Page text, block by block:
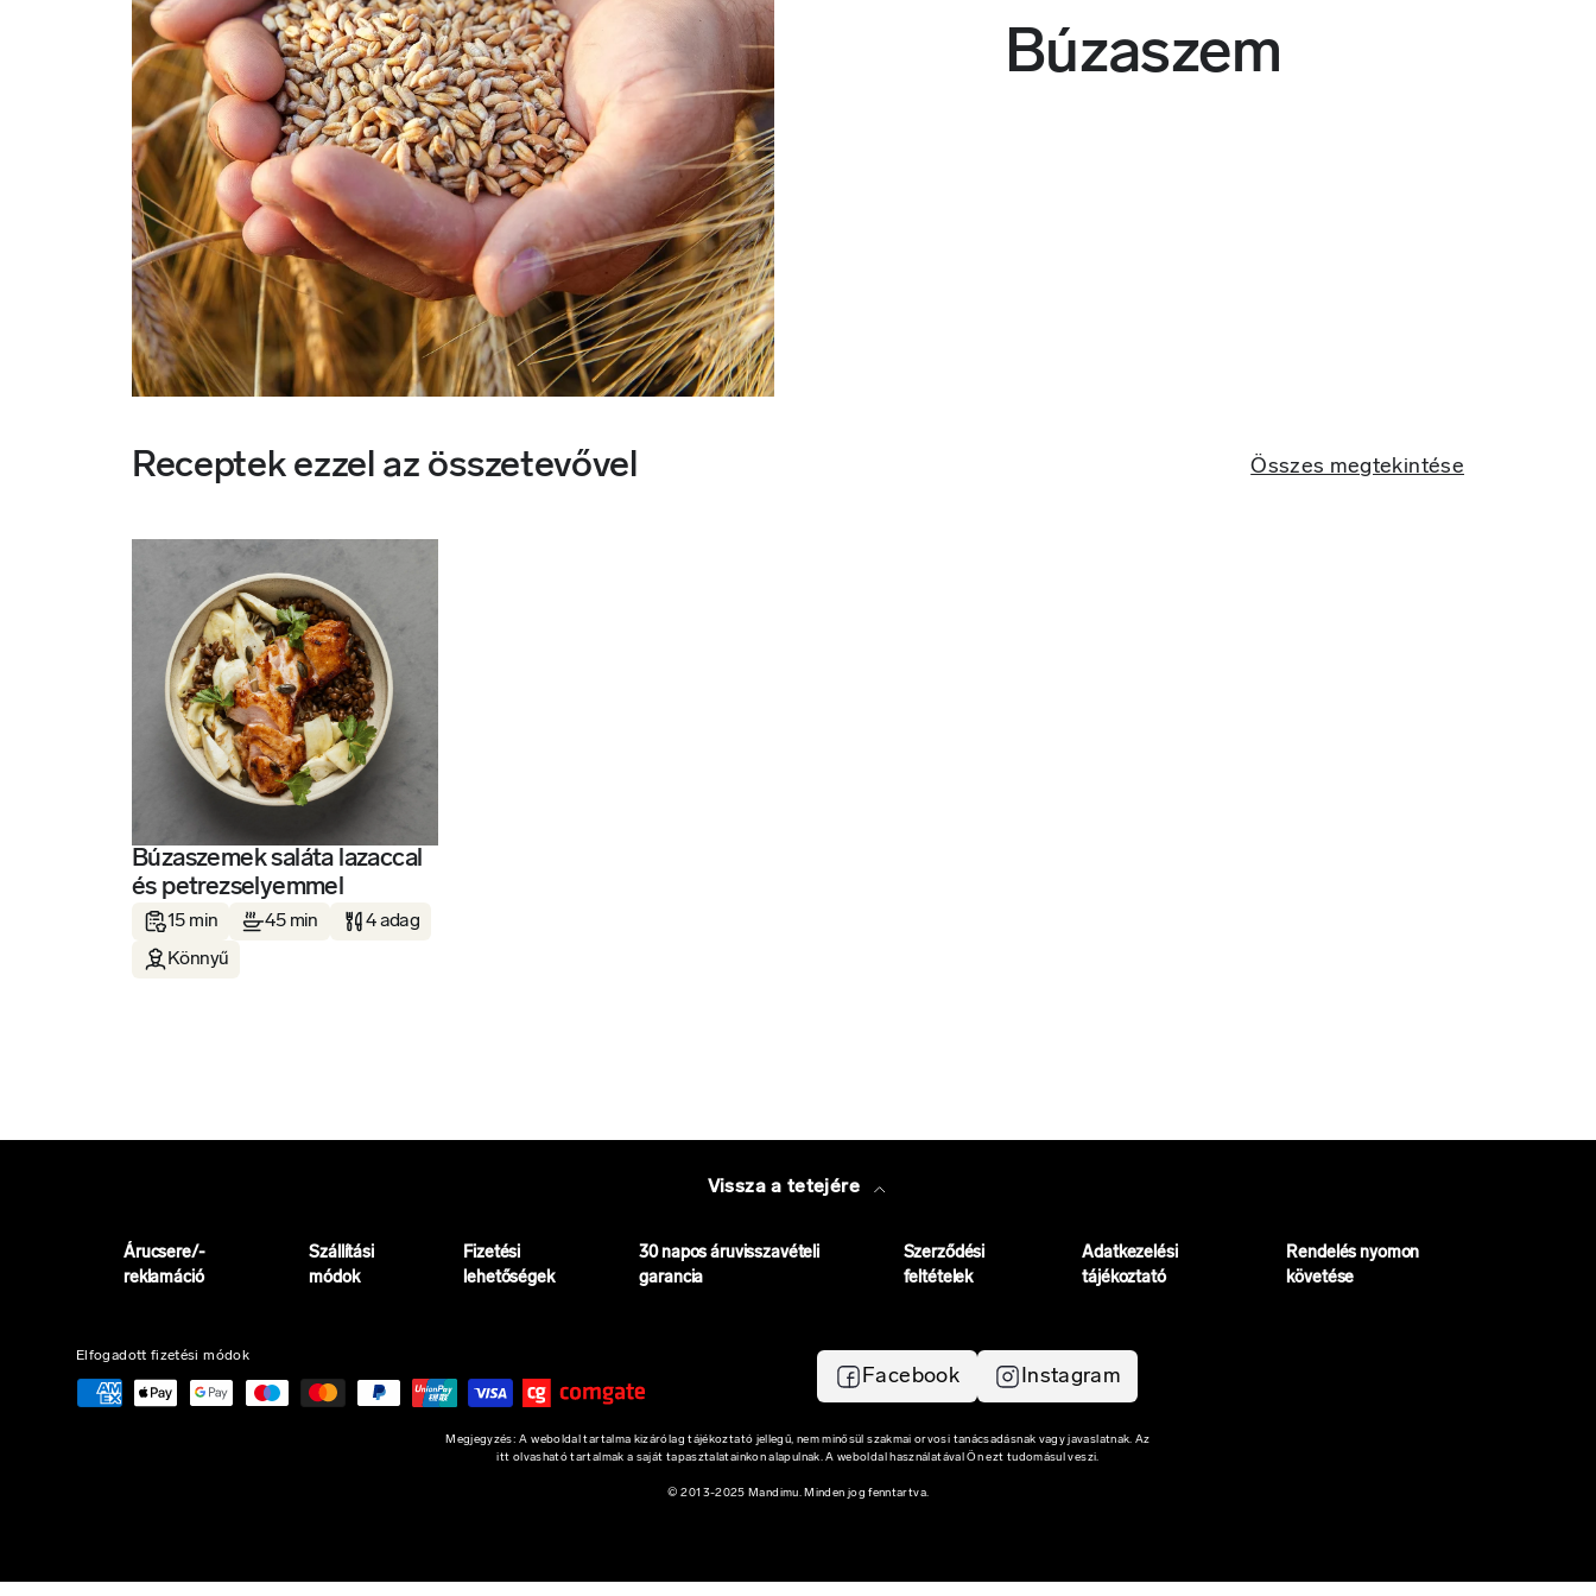
Búzaszem
Receptek ezzel az összetevővel Összes megtekintése
Búzaszemek saláta lazaccal
és petrezselyemmel
15 min 45 min
4 adag
Könnyű
Vissza a tetejére
Árucsere/-
reklamáció
Szállítási
módok
Fizetési
lehetőségek
30 napos áruvisszavételi
garancia
Szerződési
feltételek
Adatkezelési
tájékoztató
Rendelés nyomon
követése
Elfogadott fizetési módok
Facebook Instagram
Megjegyzés: A weboldal tartalma kizárólag tájékoztató jellegű, nem minősül szakmai orvosi tanácsadásnak vagy javaslatnak. Az
itt olvasható tartalmak a saját tapasztalatainkon alapulnak. A weboldal használatával Ön ezt tudomásul veszi.
© 2013-2025 Mandimu. Minden jog fenntartva.